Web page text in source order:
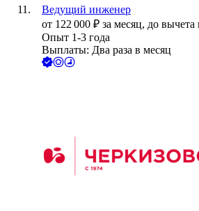
Ведущий инженер
от 122 000 ₽ за месяц, до вычета
Опыт 1-3 года
Выплаты: Два раза в месяц